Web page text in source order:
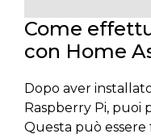
Come
con Home
Dopo aver
Raspberry Pi, puoi
Questa può